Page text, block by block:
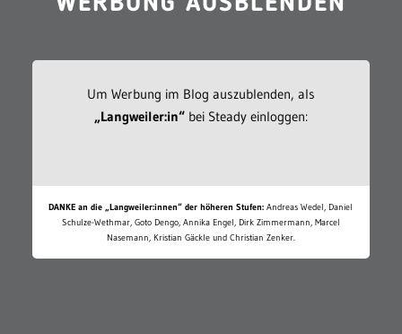
Um Werbung im Blog auszublenden, als
„Langweiler:in“bei Steady einloggen:
DANKE an die „Langweiler:innen“ der höheren Stufen: Andreas Wedel, Daniel
Schulze-Wethmar, Goto Dengo, Annika Engel, Dirk Zimmermann, Marcel
Nasemann, Kristian Gäckle und Christian Zenker.